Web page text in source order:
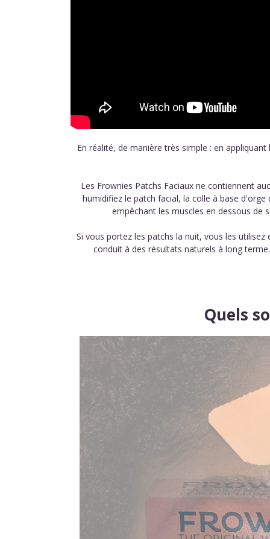
En réalité, de manière très simple : en
Les Frownies Patchs Faciaux ne contiennent
humidifiez le patch facial, la colle à base
empêchant les muscles en dessous de
Si vous portez les patchs la nuit, vous les
conduit à des résultats naturels à long
Quels